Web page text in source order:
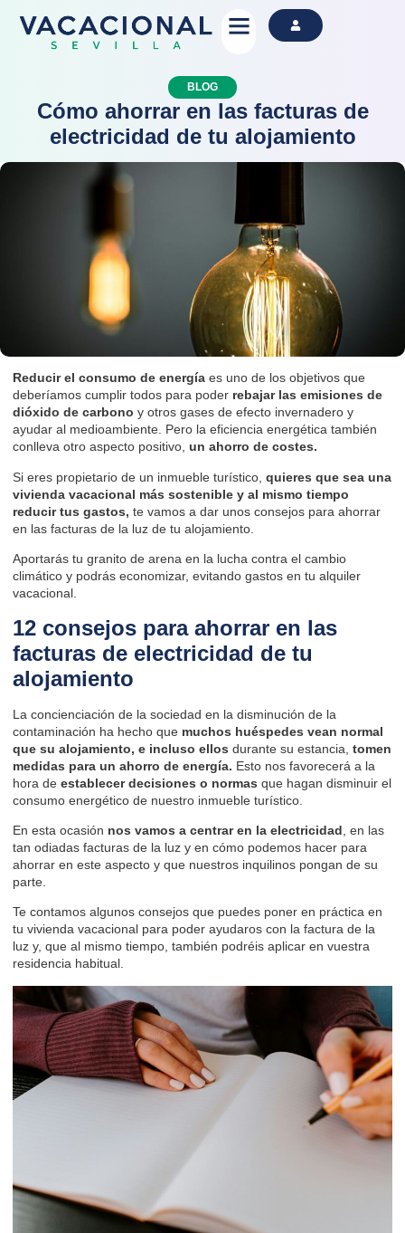
BLOG
Cómo ahorrar en las facturas de
electricidad de tu alojamiento
Reducir el consumo de energía es uno de los objetivos que
deberíamos cumplir todos para poder rebajar las emisiones de
dióxido de carbono y otros gases de efecto invernadero y
ayudar al medioambiente. Pero la eficiencia energética también
conlleva otro aspecto positivo, un ahorro de costes.
Si eres propietario de un inmueble turístico, quieres que sea una
vivienda vacacional más sostenible y al mismo tiempo
reducir tus gastos, te vamos a dar unos consejos para ahorrar
en las facturas de la luz de tu alojamiento.
Aportarás tu granito de arena en la lucha contra el cambio
climático y podrás economizar, evitando gastos en tu alquiler
vacacional.
12 consejos para ahorrar en las
facturas de electricidad de tu
alojamiento
La concienciación de la sociedad en la disminución de la
contaminación ha hecho que muchos huéspedes vean normal
que su alojamiento, e incluso ellos durante su estancia, tomen
medidas para un ahorro de energía. Esto nos favorecerá a la
hora de establecer decisiones o normas que hagan disminuir el
consumo energético de nuestro inmueble turístico.
En esta ocasión nos vamos a centrar en la electricidad , en las
tan odiadas facturas de la luz y en cómo podemos hacer para
ahorrar en este aspecto y que nuestros inquilinos pongan de su
parte.
Te contamos algunos consejos que puedes poner en práctica en
tu vivienda vacacional para poder ayudaros con la factura de la
luz y, que al mismo tiempo, también podréis aplicar en vuestra
residencia habitual.